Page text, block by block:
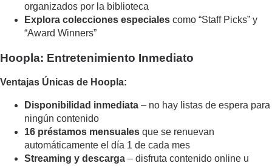
organizados por la biblioteca
Explora colecciones especiales como “Staff Picks” y
“Award Winners”
Hoopla: Entretenimiento Inmediato
Ventajas Únicas de Hoopla:
Disponibilidad inmediata – no hay listas de espera para
ningún contenido
16 préstamos mensuales que se renuevan
automáticamente el día 1 de cada mes
Streaming y descarga – disfruta contenido online u